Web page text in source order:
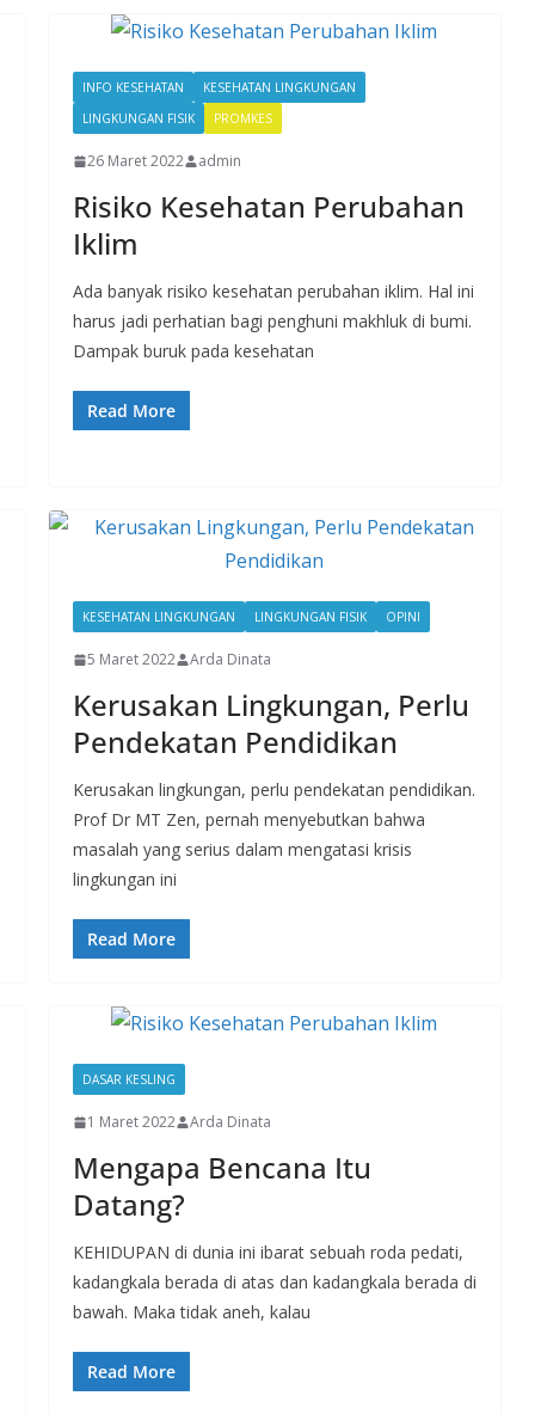
INFO KESEHATAN
KESEHATAN LINGKUNGAN
LINGKUNGAN FISIK
PROMKES
26 Maret 2022 admin
Risiko Kesehatan Perubahan
Iklim
Ada banyak risiko kesehatan perubahan iklim. Hal ini
harus jadi perhatian bagi penghuni makhluk di bumi.
Dampak buruk pada kesehatan
Read More
KESEHATAN LINGKUNGAN LINGKUNGAN FISIK OPINI
5 Maret 2022 Arda Dinata
Kerusakan Lingkungan, Perlu
Pendekatan Pendidikan
Kerusakan lingkungan, perlu pendekatan pendidikan.
Prof Dr MT Zen, pernah menyebutkan bahwa
masalah yang serius dalam mengatasi krisis
lingkungan ini
Read More
DASAR KESLING
1 Maret 2022 Arda Dinata
Mengapa Bencana Itu
Datang?
KEHIDUPAN di dunia ini ibarat sebuah roda pedati,
kadangkala berada di atas dan kadangkala berada di
bawah. Maka tidak aneh, kalau
Read More